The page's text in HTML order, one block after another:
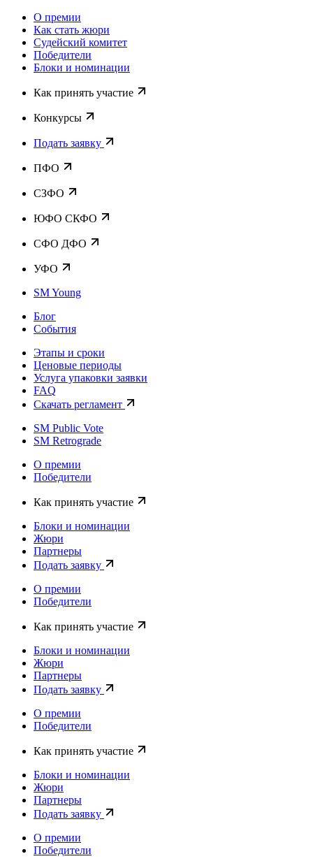
О премии
Как стать жюри
Судейский комитет
Победители
Блоки и номинации
Как принять участие
Конкурсы
Подать заявку
ПФО
СЗФО
ЮФО СКФО
CФО ДФО
УФО
SM Young
Блог
События
Этапы и сроки
Ценовые периоды
Услуга упаковки заявки
FAQ
Скачать регламент
SM Public Vote
SM Retrograde
О премии
Победители
Как принять участие
Блоки и номинации
Жюри
Партнеры
Подать заявку
О премии
Победители
Как принять участие
Блоки и номинации
Жюри
Партнеры
Подать заявку
О премии
Победители
Как принять участие
Блоки и номинации
Жюри
Партнеры
Подать заявку
О премии
Победители